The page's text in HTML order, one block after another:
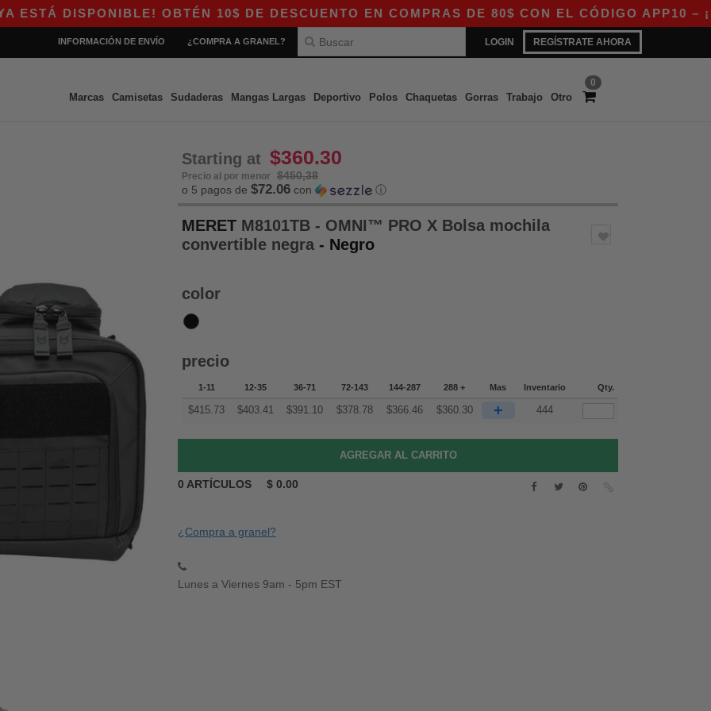
DISPONIBLE! OBTÉN 10$ DE DESCUENTO EN COMPRAS DE 80$ CON EL CÓDIGO APP10 –
LOGIN REGÍSTRATE AHORA
INFORMACIÓN DE ENVÍO ¿COMPRA A GRANEL?
0
Marcas Camisetas Sudaderas Mangas Largas Deportivo Polos Chaquetas Gorras Trabajo Otro
Starting at $360.30
Precio al por menor
$450,38
o 5 pagos de $72.06 con ⓘ
MERET M8101TB - OMNI™ PRO X Bolsa mochila
convertible negra - Negro
color
precio
1-11 12-35 36-71 72-143 144-287 288 + Mas Inventario Qty.
$415.73 $403.41 $391.10 $378.78 $366.46 $360.30 + 444
0 ARTÍCULOS $ 0.00
¿Compra a granel?
Lunes a Viernes 9am - 5pm EST